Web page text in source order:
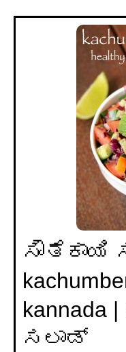
ಸೌತೆಕಾಯಿ
kannada
ಸಲಾಡ್